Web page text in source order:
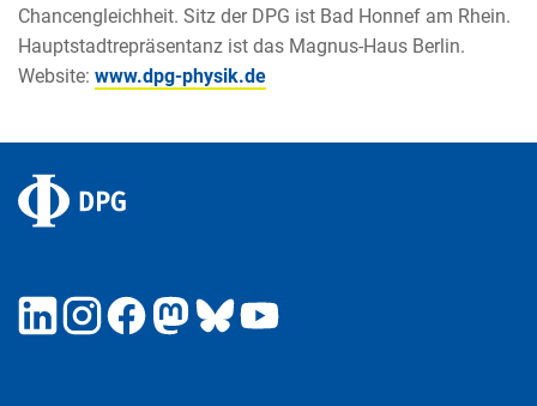
Chancengleichheit. Sitz der DPG ist Bad Honnef am Rhein.
Hauptstadtrepräsentanz ist das Magnus-Haus Berlin.
Website: www.dpg-physik.de